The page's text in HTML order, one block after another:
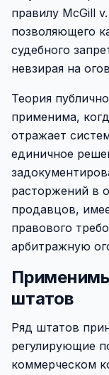
правилу McGill
позволяющего
судебного
невзирая на
Теория
применима,
отражает
единичное
расторжений в
продавцов,
правового
арбитражную
штатов
Ряд штатов
регулирующие
коммерческом